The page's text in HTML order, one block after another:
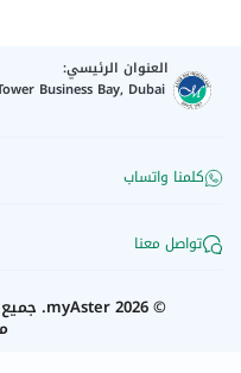
العنوان الرئيسي:
Business Bay, Dubai
كلمنا واتساب
تواصل معنا
©
2026
myAster.